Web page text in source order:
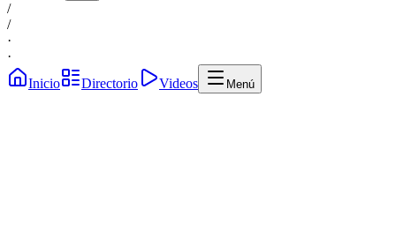
/
/
·
·
Inicio
Directorio Videos Menú